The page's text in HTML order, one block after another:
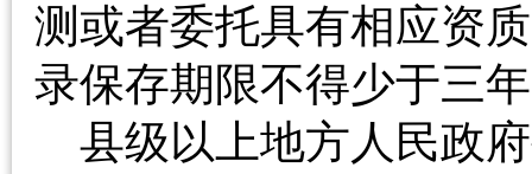
测或者委托具有相应资
录保存期限不得少于
县级以上地方人民政